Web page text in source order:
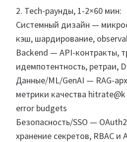
2. Tech-раунды, 1-2×60 мин:
Системный дизайн —
кэш, шардирование,
Backend — API-контракты,
идемпотентность, ретраи,
Данные/ML/GenAI — RAG-
метрики качества
error budgets
Безопасность/SSO —
хранение секретов, RBAC и